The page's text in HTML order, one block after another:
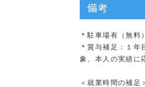
備考
＊駐車場有（無料）
＊賞与補足：１
象、本人の実績に
＜就業時間の補足